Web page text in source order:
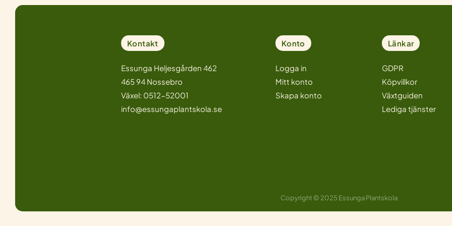
Kontakt
Essunga Heljesgården 462
465 94 Nossebro
Växel: 0512-52001
info@essungaplantskola.se
Konto
Logga in
Mitt konto
Skapa konto
Länkar
GDPR
Köpvillkor
Växtguiden
Lediga tjänster
Copyright © 2025 Essunga Plantskola